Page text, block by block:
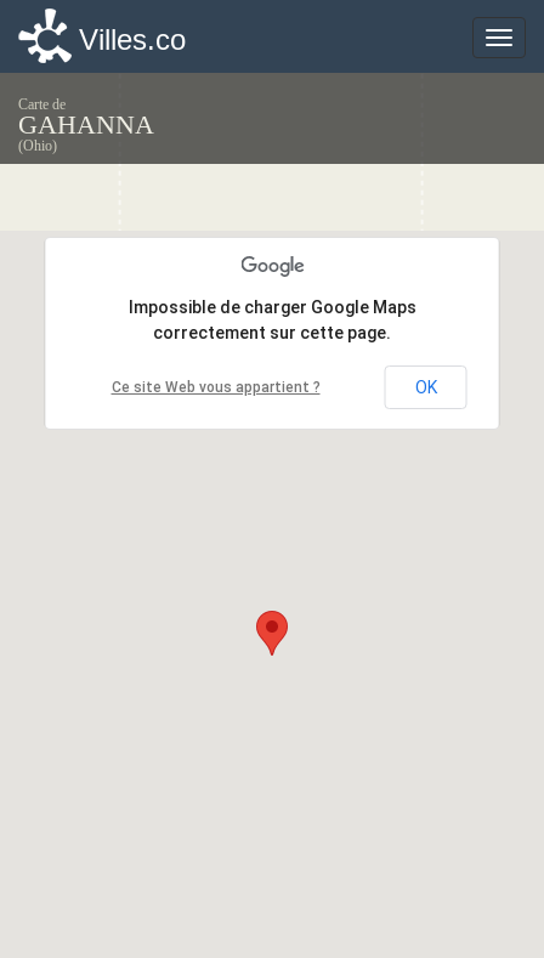
Toggle
Villes.co
Carte de
GAHANNA
(Ohio)
Impossible de charger Google Maps
correctement sur cette page.
Ce site Web vous appartient ? OK
Impossible de charger Google Maps
correctement sur cette page.
Ce site Web vous appartient ? OK
Toggle
Villes.co